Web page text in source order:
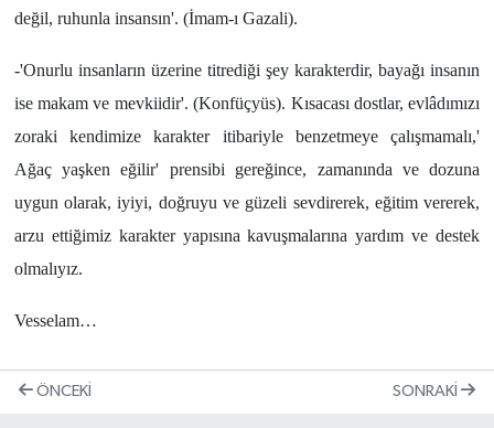
değil, ruhunla insansın'. (İmam-ı Gazali).
-'Onurlu insanların üzerine titrediği şey karakterdir, bayağı insanın
ise makam ve mevkiidir'. (Konfüçyüs). Kısacası dostlar, evlâdımızı
zoraki kendimize karakter itibariyle benzetmeye çalışmamalı,'
Ağaç yaşken eğilir' prensibi gereğince, zamanında ve dozuna
uygun olarak, iyiyi, doğruyu ve güzeli sevdirerek, eğitim vererek,
arzu ettiğimiz karakter yapısına kavuşmalarına yardım ve destek
olmalıyız.
Vesselam…
ÖNCEKI SONRAKI